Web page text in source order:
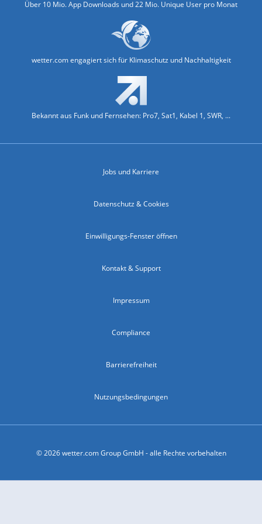
Über 10 Mio. App Downloads und 22 Mio. Unique User pro Monat
wetter.com engagiert sich für Klimaschutz und Nachhaltigkeit
Bekannt aus Funk und Fernsehen: Pro7, Sat1, Kabel 1, SWR, ...
Jobs und Karriere
Datenschutz & Cookies
Einwilligungs-Fenster öffnen
Kontakt & Support
Impressum
Compliance
Barrierefreiheit
Nutzungsbedingungen
© 2026 wetter.com Group GmbH - alle Rechte vorbehalten